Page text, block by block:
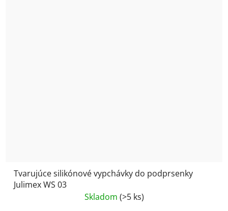
Tvarujúce silikónové vypchávky do podprsenky
Julimex WS 03
Skladom (>5 ks)